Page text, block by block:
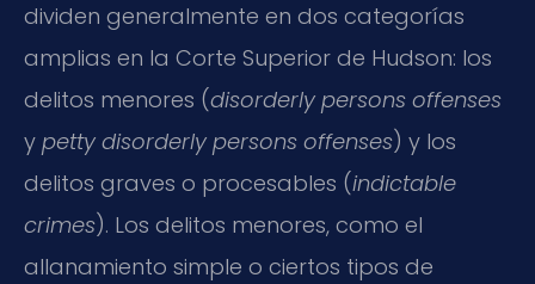
dividen generalmente en dos categorías
amplias en la Corte Superior de Hudson: los
delitos menores (disorderly persons offenses
y petty disorderly persons offenses) y los
delitos graves o procesables (indictable
crimes). Los delitos menores, como el
allanamiento simple o ciertos tipos de